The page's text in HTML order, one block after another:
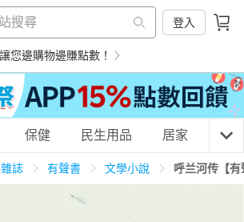
登入
您邊購物邊賺點數！
保健 民生用品 居家 3C
誌 有聲書 文學小說 呼兰河传【有